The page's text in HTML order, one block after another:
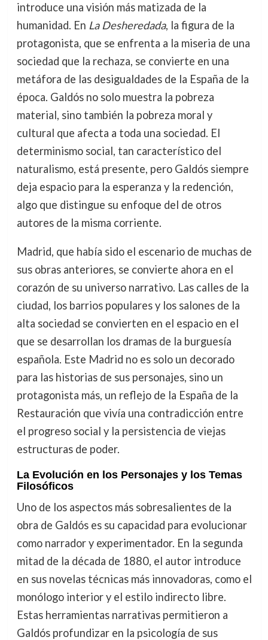
introduce una visión más matizada de la
humanidad. En La Desheredada, la figura de la
protagonista, que se enfrenta a la miseria de una
sociedad que la rechaza, se convierte en una
metáfora de las desigualdades de la España de la
época. Galdós no solo muestra la pobreza
material, sino también la pobreza moral y
cultural que afecta a toda una sociedad. El
determinismo social, tan característico del
naturalismo, está presente, pero Galdós siempre
deja espacio para la esperanza y la redención,
algo que distingue su enfoque del de otros
autores de la misma corriente.
Madrid, que había sido el escenario de muchas de
sus obras anteriores, se convierte ahora en el
corazón de su universo narrativo. Las calles de la
ciudad, los barrios populares y los salones de la
alta sociedad se convierten en el espacio en el
que se desarrollan los dramas de la burguesía
española. Este Madrid no es solo un decorado
para las historias de sus personajes, sino un
protagonista más, un reflejo de la España de la
Restauración que vivía una contradicción entre
el progreso social y la persistencia de viejas
estructuras de poder.
La Evolución en los Personajes y los Temas
Filosóficos
Uno de los aspectos más sobresalientes de la
obra de Galdós es su capacidad para evolucionar
como narrador y experimentador. En la segunda
mitad de la década de 1880, el autor introduce
en sus novelas técnicas más innovadoras, como el
monólogo interior y el estilo indirecto libre.
Estas herramientas narrativas permitieron a
Galdós profundizar en la psicología de sus